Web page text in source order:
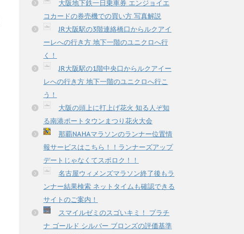
大阪地下鉄一日乗車券 エンジョイエ
コカードの券売機での買い方 写真解説
JR大阪駅の3階連絡橋口からルクアイ
ーレへの行き方 地下一階のユニクロへ行
く！
JR大阪駅の1階中央口からルクアイー
レへの行き方 地下一階のユニクロへ行こ
う！
大阪の頭上に打上げ花火 知る人ぞ知
る南港ポートタウンまつり花火大会
那覇NAHAマラソンのランナー位置情
報サービスはこちら！！ランナーズアップ
デートじゃなくてスポロク！！
名古屋ウィメンズマラソン終了後もラ
ンナー結果検索 ネットタイムも確認できる
サイトのご案内！
スマイルゼミのスゴいキミ！ プラチ
ナ ゴールド シルバー ブロンズの評価基準